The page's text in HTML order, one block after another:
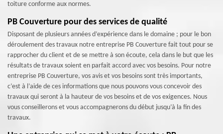
toiture conforme aux normes.
PB Couverture pour des services de qualité
Disposant de plusieurs années d’expérience dans le domaine ; pour le bon
déroulement des travaux notre entreprise PB Couverture fait tout pour se
rapprocher du client et de se mettre à son écoute, cela dans le but que les
résultats de travaux soient en parfait accord avec vos besoins. Pour notre
entreprise PB Couverture, vos avis et vos besoins sont très importants,
c’est à l’aide de ces informations que nous pouvons vous concevoir des
travaux qui seront à la hauteur de vos besoins et de vos exigences. Nous
vous conseillerons et vous accompagnerons du début jusqu’à la fin des
travaux.